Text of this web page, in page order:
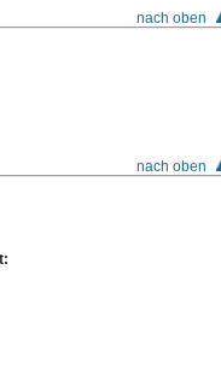
nach oben
nach oben